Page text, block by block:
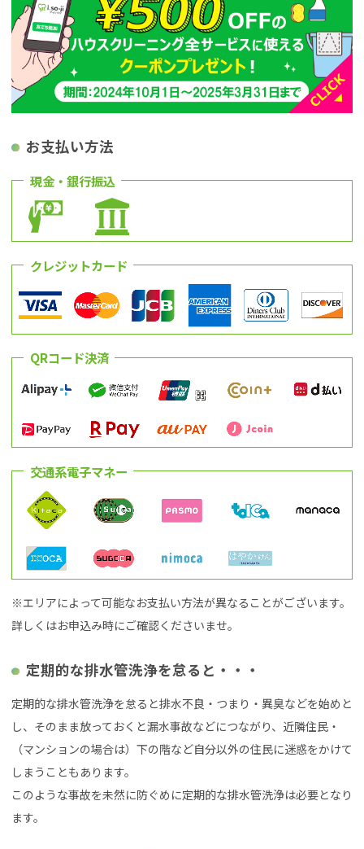
お支払い方法
現金・銀行振込
クレジットカード
QRコード決済
交通系電子マネー
※エリアによって可能なお支払い方法が異なることがございます。
詳しくはお申込み時にご確認くださいませ。
定期的な排水管洗浄を怠ると・・・
定期的な排水管洗浄を怠ると排水不良・つまり・異臭などを始めと
し、そのまま放っておくと漏水事故などにつながり、近隣住民・
（マンションの場合は）下の階など自分以外の住民に迷惑をかけて
しまうこともあります。
このような事故を未然に防ぐめに定期的な排水管洗浄は必要となり
ます。